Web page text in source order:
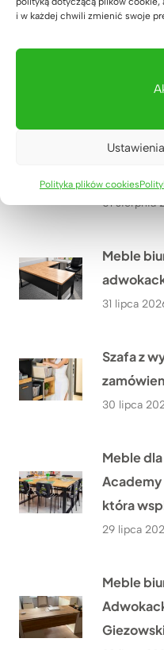
i w każdej chwili zmienić swoje
Polityka plików cookies
Komoda
01 sierpnia
Meble
31 lipca
Szafa z
30 lipca
Meble
Academy
która
29 lipca
Meble